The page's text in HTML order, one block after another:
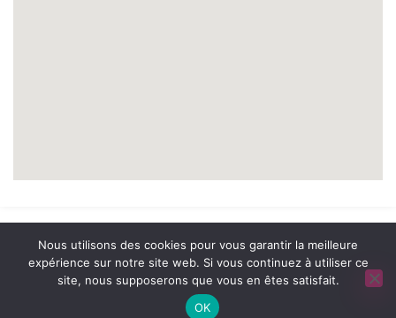
NOUVEAUSOFT.COM
POLITIQUE DE CONFIDENTIALITÉ
Nous utilisons des cookies pour vous garantir la meilleure
expérience sur notre site web. Si vous continuez à utiliser ce
site, nous supposerons que vous en êtes satisfait.
OK